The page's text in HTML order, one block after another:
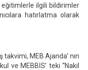
ilgili bildirimler
hatırlatma olarak
takvimi, MEB Ajanda’ nın
ve MEBBİS’ teki “Nakil